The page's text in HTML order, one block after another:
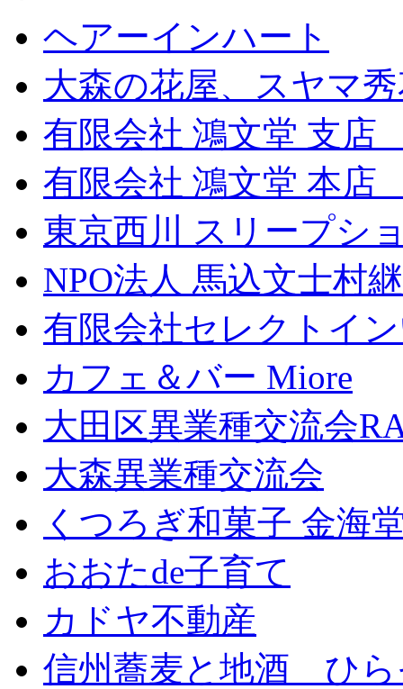
ヘアーインハート
大森の花屋、スヤマ
有限会社 鴻文堂 支店
有限会社 鴻文堂 本
東京西川 スリープシ
NPO法人 馬込文士村
有限会社セレクトイ
カフェ＆バー Miore
大田区異業種交流会
大森異業種交流会
くつろぎ和菓子 金海
おおたde子育て
カドヤ不動産
信州蕎麦と地酒 ひら